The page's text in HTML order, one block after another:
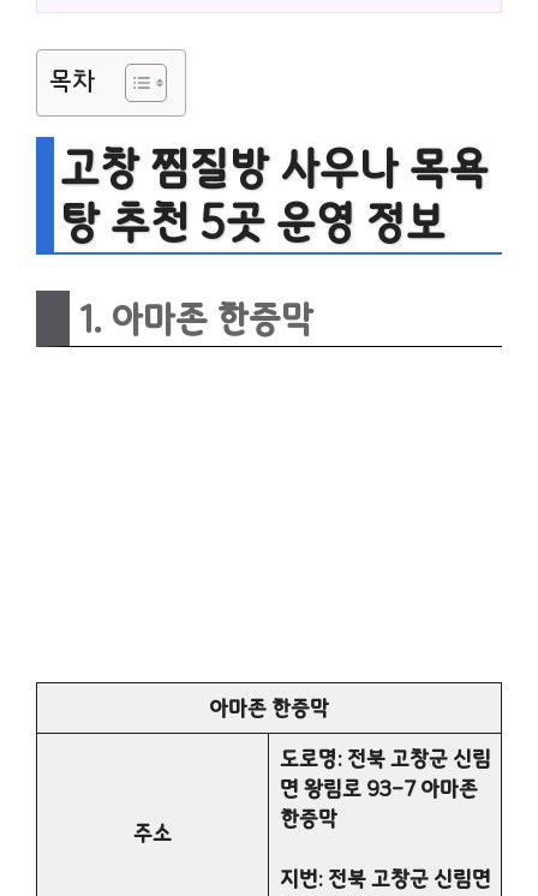
목차
고창 찜질방 사우나 목욕
탕 추천 5곳 운영 정보
1. 아마존 한증막
아마존 한증막
주소
도로명: 전북 고창군 신림
면 왕림로 93-7 아마존
한증막
지번: 전북 고창군 신림면